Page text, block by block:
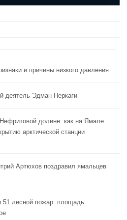
и причины низкого давления
деятель Эдман Неркаги
долине: как на Ямале
арктической станции
Артюхов поздравил ямальцев
51 лесной пожар: площадь